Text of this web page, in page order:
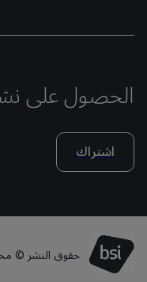
الحصول على
اشتراك
حقوق النشر ©